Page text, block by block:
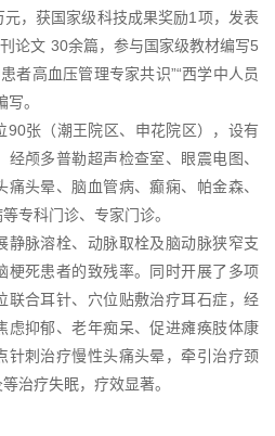
，获国家级科技成果奖励1项，发表
论文 30余篇，参与国家级教材编写5
者高血压管理专家共识”“西学中人员
。
90张（潮王院区、申花院区），设有
颅多普勒超声检查室、眼震电图、
头晕、脑血管病、癫痫、帕金森、
专科门诊、专家门诊。
静脉溶栓、动脉取栓及脑动脉狭窄支
梗死患者的致残率。同时开展了多项
联合耳针、穴位贴敷治疗耳石症，经
虑抑郁、老年痴呆、促进瘫痪肢体康
针刺治疗慢性头痛头晕，牵引治疗颈
治疗失眠，疗效显著。